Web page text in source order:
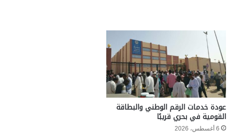
عودة خدمات الرقم الوطني والبطاقة
القومية في بحري قريبًا
6 أغسطس، 2026